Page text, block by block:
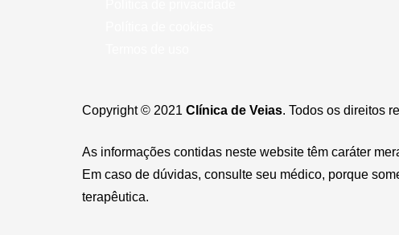
Copyright © 2021 Clínica de Veias. Todos os direitos
As informações contidas neste website têm caráter
Em caso de dúvidas, consulte seu médico, porque
terapêutica.